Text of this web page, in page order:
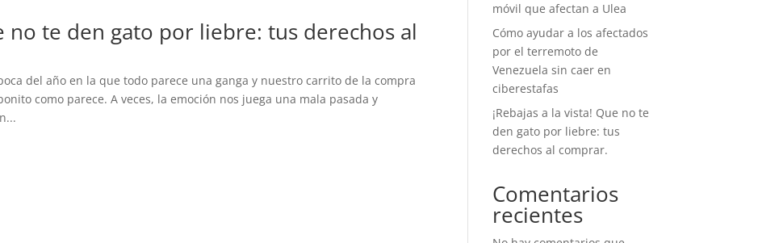
no te den gato por liebre: tus derechos al
del año en la que todo parece una ganga y nuestro carrito de la compra
como parece. A veces, la emoción nos juega una mala pasada y
móvil que afectan a Ulea
Cómo ayudar a los afectados
por el terremoto de
Venezuela sin caer en
ciberestafas
¡Rebajas a la vista! Que no te
den gato por liebre: tus
derechos al comprar.
Comentarios
recientes